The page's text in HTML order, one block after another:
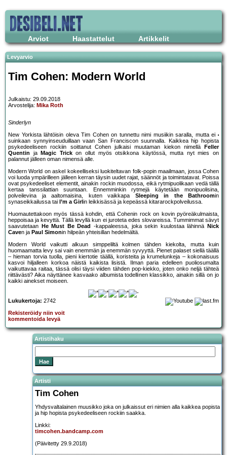
Arviot Haastattelut Artikkelit
Levyarvio
Tim Cohen: Modern World
Julkaistu: 29.09.2018
Arvostelija: Mika Roth
Sinderlyn
New Yorkista lähtöisin oleva Tim Cohen on tunnettu nimi musiikin saralla, mutta ei
suinkaan synnyinseuduillaan vaan San Franciscon suunnalla. Kaikkea hip hopista
psykedeeliseen rockiin soittanut Cohen julkaisi muutaman kiekon nimellä
Feller
Quentin ja Magic Trickon ollut myös otsikkona käytössä, mutta nyt mies on
palannut jälleen oman nimensä alle.
Modern World on askel kokeelliseksi luokiteltavan folk-popin maailmaan, jossa Cohen
voi luoda ympärilleen jälleen kerran täysin uudet rajat, säännöt ja toimintatavat. Poissa
ovat psykedeeliset elementit, ainakin rockin muodossa, eikä rytmipuolikaan vedä tällä
kertaa tanssilattian suuntaan. Ennemminkin rytmejä käytetään monipuolisina,
polveilevina ja aaltomaisina, kuten vaikkapa Sleeping in the Bathroomin
synaseikkailussa tai I’m a Girl in leikkisässä ja kepeässä kitararockpolveilussa.
Huomautettakoon myös tässä kohdin, että Cohenin rock on kovin pyöreäkulmaista,
heppoisaa ja kevyttä. Tällä levyllä kun ei juroteta edes slovareissa. Tummimmat sävyt
saavutetaan
He Must Be Dead -kappaleessa, joka sekin kuulostaa lähinnä
Nick
Caven ja Paul Simonin hilpeän yhteisillan hedelmältä.
Modern World vaikutti alkuun simppeliltä kolmen tähden kiekolta, mutta kuin
huomaamatta levy sai vain enemmän ja enemmän syvyyttä. Pienet palaset siellä täällä
– hieman torvia tuolla, pieni kiertotie täällä, koristeita ja krumelunkeja – kokonaisuus
kasvoi hiljalleen korkoa näistä kaikista lisistä. Ilman paria edelleen puoliosumalta
vaikuttavaa raitaa, tässä olisi täysi viiden tähden pop-kiekko, joten onko neljä tähteä
riittävästi? Aika näyttänee kasvaako albumista todellinen klassikko, ainakin sillä on jo
kaikki ainekset moiseen.
Lukukertoja: 2742
Rekisteröidy niin voit
kommentoida levyä
Artistihaku
Artisti
Tim Cohen
Yhdysvaltalainen muusikko joka on julkaissut eri nimien alla kaikkea popista
ja hip hopista psykedeeliseen rockiin saakka.
Linkki:
timcohen.bandcamp.com
(Päivitetty 29.9.2018)